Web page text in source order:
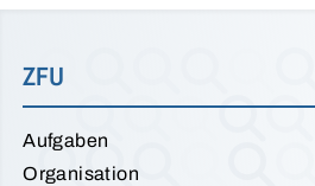
ZFU
Aufgaben
Organisation